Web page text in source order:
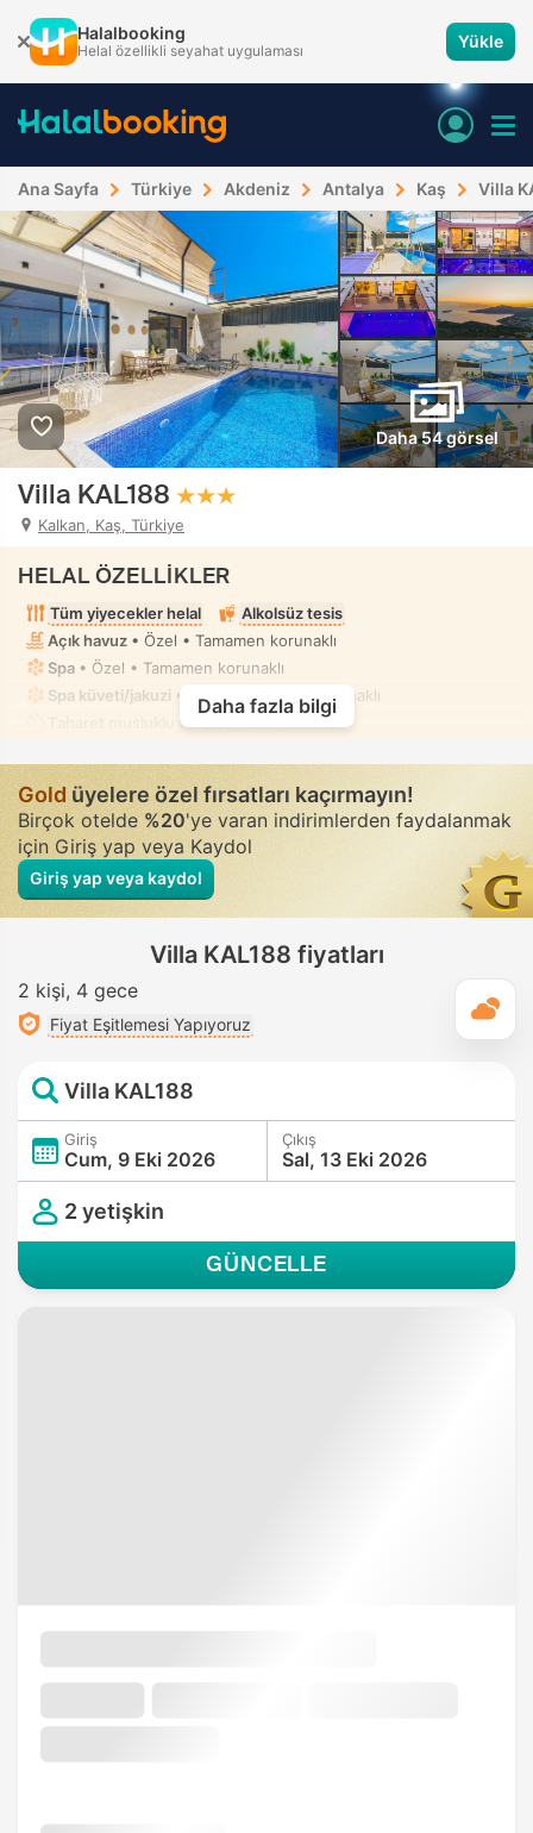
Halalbooking
Helal özellikli seyahat uygulaması Yükle
Ana Sayfa Türkiye Akdeniz Antalya Kaş Villa
Daha 54 görsel
Villa KAL188
Kalkan, Kaş, Türkiye
HELAL ÖZELLİKLER
Tüm yiyecekler helal
Alkolsüz tesis
Açık havuz • Özel • Tamamen korunaklı
Spa • Özel • Tamamen korunaklı
Spa küveti/jakuzi • Özel • Tamamen korunaklı
Taharet musluklu tuvalet
• Tüm villalarda
Daha fazla bilgi
Goldüyelere özel fırsatları kaçırmayın!
Birçok otelde%20'ye varan indirimlerden faydalanmak
için Giriş yap veya Kaydol
Giriş yap veya kaydol
Villa KAL188 fiyatları
2 kişi 4 gece
Fiyat Eşitlemesi Yapıyoruz
Villa KAL188
Giriş
Cum, 9 Eki 2026
Çıkış
Sal, 13 Eki 2026
2 yetişkin
GÜNCELLE